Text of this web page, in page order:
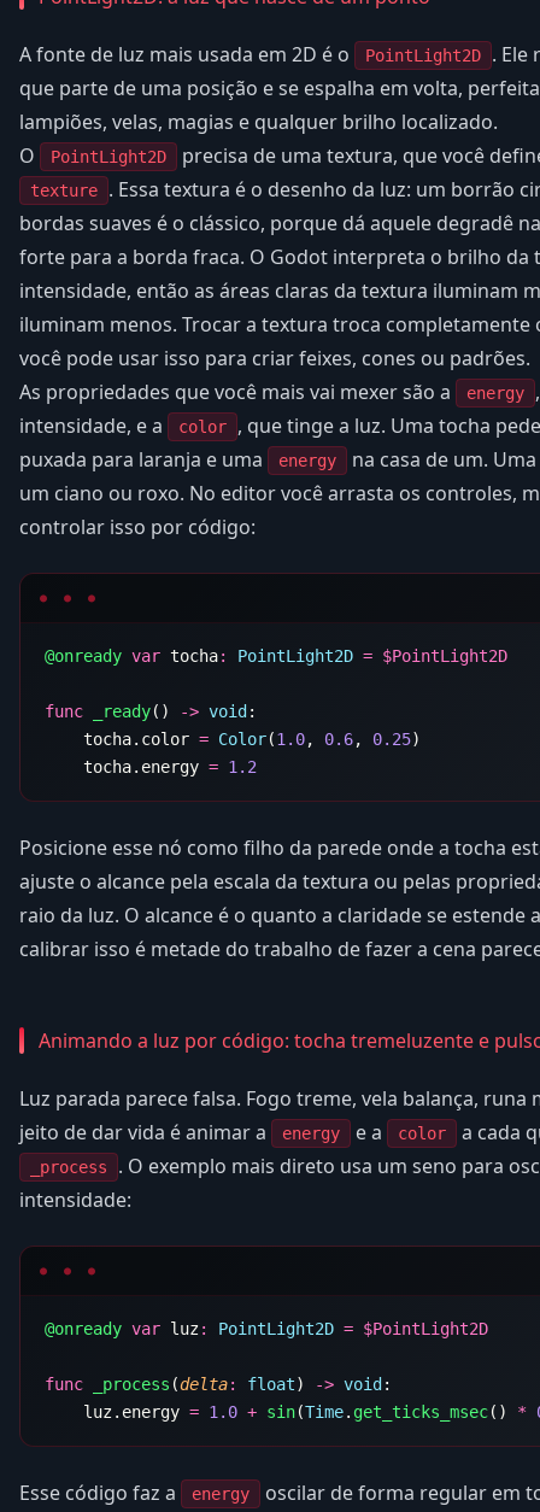
A fonte de luz mais usada em 2D é o PointLight2D
. Ele
que parte de uma posição e se espalha em volta,
lampiões, velas, magias e qualquer brilho localizado.
O
PointLight2D precisa de uma textura, que você
texture
. Essa textura é o desenho da luz: um borrão
bordas suaves é o clássico, porque dá aquele degradê
forte para a borda fraca. O Godot interpreta o brilho da
intensidade, então as áreas claras da textura iluminam
iluminam menos. Trocar a textura troca completamente
você pode usar isso para criar feixes, cones ou padrões.
As propriedades que você mais vai mexer são a
energy
intensidade, e a
color
, que tinge a luz. Uma tocha
puxada para laranja e uma
energy
na casa de um.
um ciano ou roxo. No editor você arrasta os controles,
controlar isso por código:
@onready var tocha: PointLight2D = $
func _ready() -> void
    tocha.color
= Color(1.0, 0.6, 0.25
    tocha.energy
=
Posicione esse nó como filho da parede onde a tocha
ajuste o alcance pela escala da textura ou pelas
raio da luz. O alcance é o quanto a claridade se estende
calibrar isso é metade do trabalho de fazer a cena
Animando a luz por código: tocha tremeluzente e
Luz parada parece falsa. Fogo treme, vela balança, runa
jeito de dar vida é animar a
energy e a color a cada
_process
. O exemplo mais direto usa um seno para
intensidade:
@onready var luz: PointLight2D = $
func _process (delta: float) -> void
    luz.energy
= 1.0 + sin(Time. get_ticks_msec() *
Esse código faz a energy
oscilar de forma regular em